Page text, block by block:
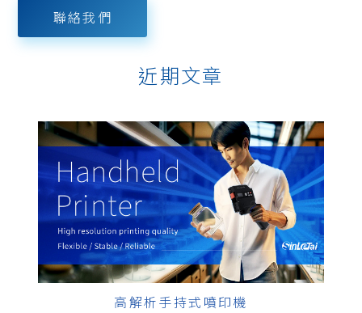
聯絡我們
近期文章
高解析手持式噴印機